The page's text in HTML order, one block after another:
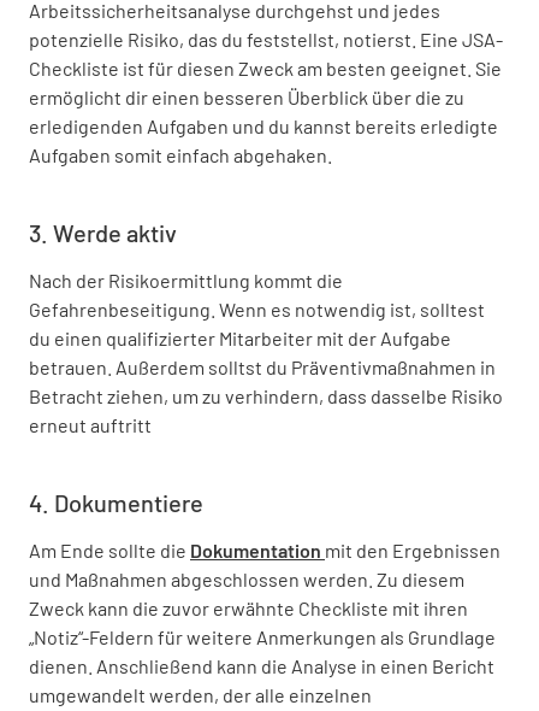
Arbeitssicherheitsanalyse durchgehst und jedes
potenzielle Risiko, das du feststellst, notierst. Eine JSA-
Checkliste ist für diesen Zweck am besten geeignet. Sie
ermöglicht dir einen besseren Überblick über die zu
erledigenden Aufgaben und du kannst bereits erledigte
Aufgaben somit einfach abgehaken.
3. Werde aktiv
Nach der Risikoermittlung kommt die
Gefahrenbeseitigung. Wenn es notwendig ist, solltest
du einen qualifizierter Mitarbeiter mit der Aufgabe
betrauen. Außerdem solltst du Präventivmaßnahmen in
Betracht ziehen, um zu verhindern, dass dasselbe Risiko
erneut auftritt
4. Dokumentiere
Am Ende sollte die Dokumentation mit den Ergebnissen
und Maßnahmen abgeschlossen werden. Zu diesem
Zweck kann die zuvor erwähnte Checkliste mit ihren
„Notiz“-Feldern für weitere Anmerkungen als Grundlage
dienen. Anschließend kann die Analyse in einen Bericht
umgewandelt werden, der alle einzelnen